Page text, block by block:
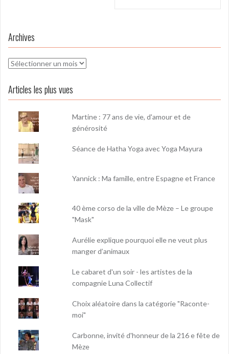
Archives
Archives
Articles les plus vues
Martine : 77 ans de vie, d'amour et de
générosité
Séance de Hatha Yoga avec Yoga Mayura
Yannick : Ma famille, entre Espagne et France
40 ème corso de la ville de Mèze – Le groupe
"Mask"
Aurélie explique pourquoi elle ne veut plus
manger d’animaux
Le cabaret d'un soir - les artistes de la
compagnie Luna Collectif
Choix aléatoire dans la catégorie "Raconte-
moi"
Carbonne, invité d'honneur de la 216 e fête de
Mèze